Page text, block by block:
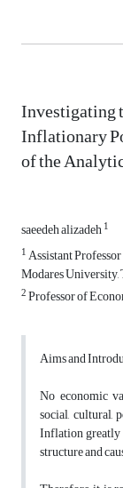
Investigating
Inflationary
of the
saeedeh alizadeh1
1Assistant
Modares University,
2Professor of
Aims and
No economic
social, cultural,
Inflation greatly
structure and